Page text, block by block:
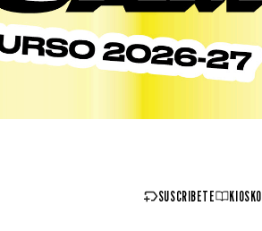
SUSCRIBETE KIOSKO